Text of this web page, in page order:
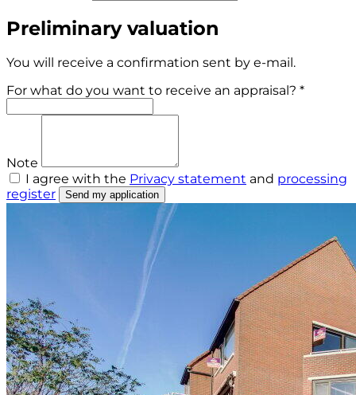
Preliminary valuation
You will receive a confirmation sent by e-mail.
For what do you want to receive an appraisal? *
Note
I agree with the Privacy statement and processing
register
Send my application